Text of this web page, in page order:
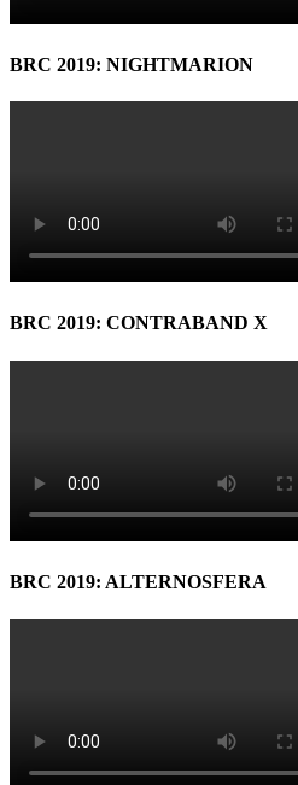
BRC 2019: NIGHTMARION
BRC 2019: CONTRABAND X
BRC 2019: ALTERNOSFERA